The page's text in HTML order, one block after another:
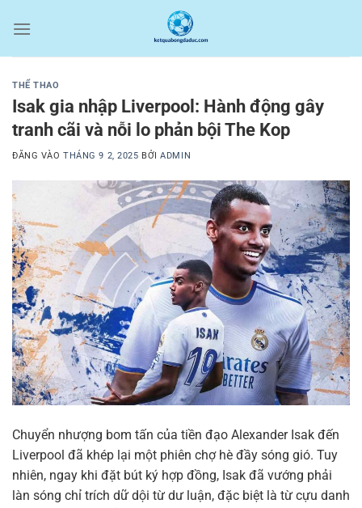
qua
THỂ THAO
Isak gia nhập Liverpool: Hành động gây
tranh cãi và nỗi lo phản bội The Kop
ĐĂNG VÀOTHÁNG 9 2, 2025 BỞIADMIN
Chuyển nhượng bom tấn của tiền đạo Alexander Isak đến
Liverpool đã khép lại một phiên chợ hè đầy sóng gió. Tuy
nhiên, ngay khi đặt bút ký hợp đồng, Isak đã vướng phải
làn sóng chỉ trích dữ dội từ dư luận, đặc biệt là từ cựu danh